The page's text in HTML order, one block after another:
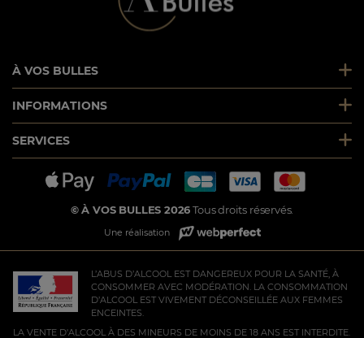
À VOS BULLES
INFORMATIONS
SERVICES
© À VOS BULLES 2026Tous droits réservés.
Une réalisation
L’ABUS D’ALCOOL EST DANGEREUX POUR LA SANTÉ, À
CONSOMMER AVEC MODÉRATION. LA CONSOMMATION
D’ALCOOL EST VIVEMENT DÉCONSEILLÉE AUX FEMMES
ENCEINTES.
LA VENTE D'ALCOOL À DES MINEURS DE MOINS DE 18 ANS EST INTERDITE.